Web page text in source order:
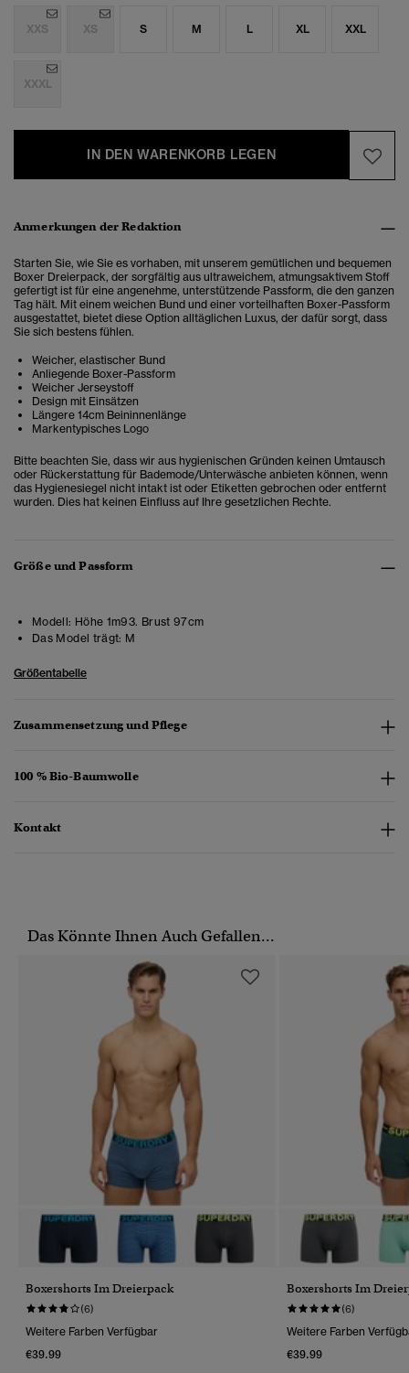
XXS XS S M L XL XXL
XXXL
IN DEN WARENKORB LEGEN
Anmerkungen der Redaktion
Starten Sie, wie Sie es vorhaben, mit unserem gemütlichen und bequemen
Boxer Dreierpack, der sorgfältig aus ultraweichem, atmungsaktivem Stoff
gefertigt ist für eine angenehme, unterstützende Passform, die den ganzen
Tag hält. Mit einem weichen Bund und einer vorteilhaften Boxer-Passform
ausgestattet, bietet diese Option alltäglichen Luxus, der dafür sorgt, dass
Sie sich bestens fühlen.
Weicher, elastischer Bund
Anliegende Boxer-Passform
Weicher Jerseystoff
Design mit Einsätzen
Längere 14cm Beininnenlänge
Markentypisches Logo
Bitte beachten Sie, dass wir aus hygienischen Gründen keinen Umtausch
oder Rückerstattung für Bademode/Unterwäsche anbieten können, wenn
das Hygienesiegel nicht intakt ist oder Etiketten gebrochen oder entfernt
wurden. Dies hat keinen Einfluss auf Ihre gesetzlichen Rechte.
Größe und Passform
Modell: Höhe 1m93. Brust 97cm
Das Model trägt: M
Größentabelle
Zusammensetzung und Pflege
100 % Bio-Baumwolle
Kontakt
Das Könnte Ihnen Auch Gefallen...
Boxershorts Im Dreierpack
(6)
Weitere Farben Verfügbar
€39.99
Boxershorts Im
(6)
Weitere Farben
€39.99